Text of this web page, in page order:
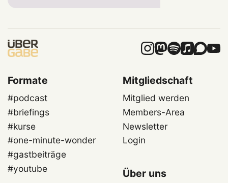
Formate
#podcast
#briefings
#kurse
#one-minute-wonder
#gastbeiträge
#youtube
Mitgliedschaft
Mitglied werden
Members-Area
Newsletter
Login
Über uns